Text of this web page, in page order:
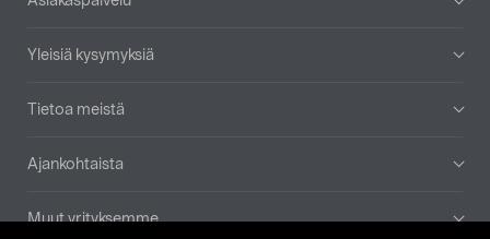
Yleisiä kysymyksiä
Tietoa meistä
Ajankohtaista
Muut yrityksemme